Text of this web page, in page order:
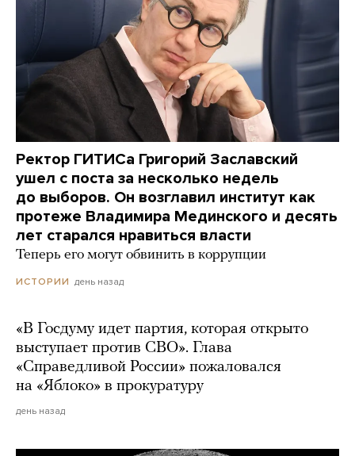
Ректор ГИТИСа Григорий Заславский
ушел с поста за несколько недель
до выборов. Он возглавил институт как
протеже Владимира Мединского и десять
лет старался нравиться власти
Теперь его могут обвинить в коррупции
ИСТОРИИ день назад
«В Госдуму идет партия, которая открыто
выступает против СВО». Глава
«Справедливой России» пожаловался
на «Яблоко» в прокуратуру
день назад